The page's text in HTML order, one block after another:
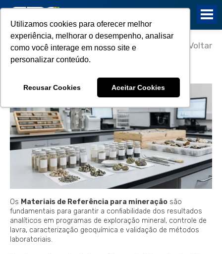
Utilizamos cookies para oferecer melhor
experiência, melhorar o desempenho, analisar
como você interage em nosso site e
personalizar conteúdo.
Recusar Cookies Aceitar Cookies
Voltar
Materiais de Referência para
mineração e QA/QC geoquímico
Os Materiais de Referência para mineração são
fundamentais para garantir a confiabilidade dos resultados
analíticos em programas de exploração mineral, controle de
lavra, caracterização geoquímica e validação de métodos
laboratoriais.